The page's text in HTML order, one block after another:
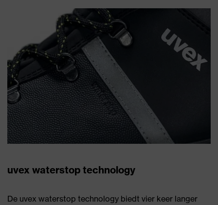
uvex waterstop technology
De uvex waterstop technology biedt vier keer langer